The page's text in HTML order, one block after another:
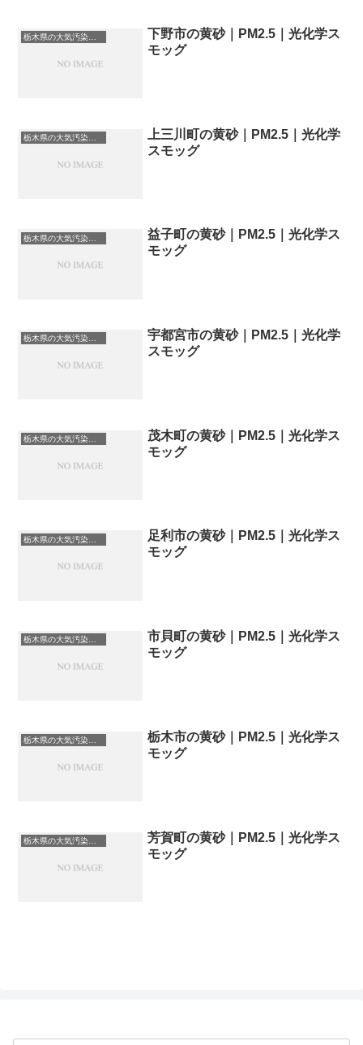
栃木県の大気汚染・PM2.5・黄砂・エアロゾルの数値
下野市の黄砂｜PM2.5｜光化学ス
モッグ
栃木県の大気汚染・PM2.5・黄砂・エアロゾルの数値
上三川町の黄砂｜PM2.5｜光化学
スモッグ
栃木県の大気汚染・PM2.5・黄砂・エアロゾルの数値
益子町の黄砂｜PM2.5｜光化学ス
モッグ
栃木県の大気汚染・PM2.5・黄砂・エアロゾルの数値
宇都宮市の黄砂｜PM2.5｜光化学
スモッグ
栃木県の大気汚染・PM2.5・黄砂・エアロゾルの数値
茂木町の黄砂｜PM2.5｜光化学ス
モッグ
栃木県の大気汚染・PM2.5・黄砂・エアロゾルの数値
足利市の黄砂｜PM2.5｜光化学ス
モッグ
栃木県の大気汚染・PM2.5・黄砂・エアロゾルの数値
市貝町の黄砂｜PM2.5｜光化学ス
モッグ
栃木県の大気汚染・PM2.5・黄砂・エアロゾルの数値
栃木市の黄砂｜PM2.5｜光化学ス
モッグ
栃木県の大気汚染・PM2.5・黄砂・エアロゾルの数値
芳賀町の黄砂｜PM2.5｜光化学ス
モッグ